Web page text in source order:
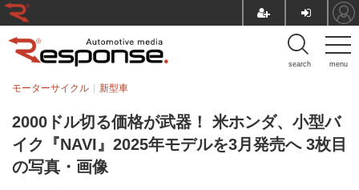
menu
search
2000ドル切る価格が武器！ 米ホンダ、小型バ
イク『NAVI』2025年モデルを3月発売へ 3枚目
の写真・画像
モーターサイクル 新型車